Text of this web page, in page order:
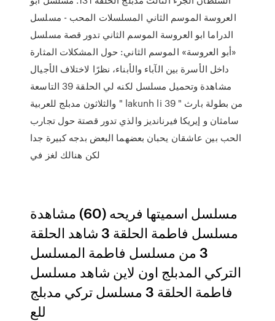
العروسة الموسم الثاني المسلسلات المحب - مسلسل
الدراما ابو العروسة الموسم الثاني تدور قصة مسلسل
«أبو العروسة» الموسم الثاني: حول المشكلات المثارة
داخل الأسرة بين الآباء والأبناء، نظرًا لاختلاف الأجيال
مشاهدة وتحميل مسلسل لكنه لي الحلقة 39 التاسعة
والثلاثون مدبلج للعربية " lakunh li 39 " من بطولة بارث
سامثان و إيريكا فيرنانديز والذي تدور قصتة حول تجارب
الحب بين عاشقان يحبان بعضهما البعض بدجه كبيرة جدا
لكن هنالك لغز في
مسلسل اسميتها فريحه (60) مشاهدة
مسلسل فاطمة الحلقة 3 شاهد الحلقة
3 من مسلسل فاطمة المسلسل
التركي المدبلج اون لاين شاهد مسلسل
فاطمة الحلقة 3 مسلسل تركي مدبلج
للع